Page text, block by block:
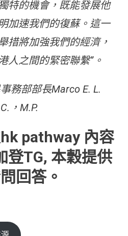
特的機會，既能發展他
加速我們的復蘇。這一
措將加強我們的經濟，
人之間的緊密聯繫”。
務部部長Marco E. L.
，M.P.
pathway 內容
登TG, 本穀提供
回答。